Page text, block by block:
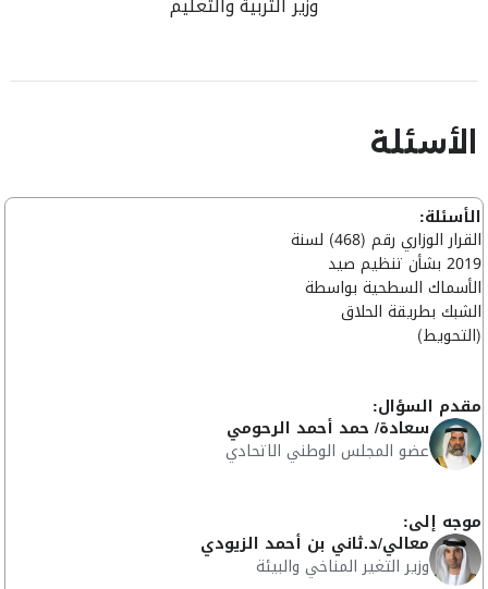
الأسئلة
الأسئلة:
القرار الوزاري رقم (468) لسنة
2019 بشأن تنظيم صيد
الأسماك السطحية بواسطة
الشبك بطريقة الحلاق
(التحويط)
مقدم السؤال:
سعادة/ حمد أحمد الرحومي
عضو المجلس الوطني الاتحادي
موجه إلى:
معالي/د.ثاني بن أحمد الزيودي
وزير التغير المناخي والبيئة